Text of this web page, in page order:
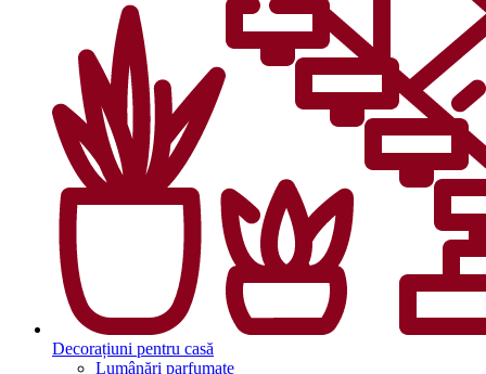
Decorațiuni pentru casă
Lumânări parfumate